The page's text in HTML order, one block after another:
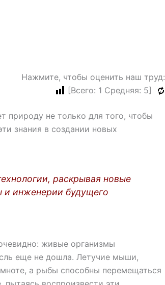
Нажмите, чтобы оценить наш труд:
[Всего: 1 Средняя: 5]
природу не только для того, чтобы
знания в создании новых
раскрывая новые
и инженерии будущего
живые организмы
еще не дошла. Летучие мыши,
а рыбы способны перемещаться